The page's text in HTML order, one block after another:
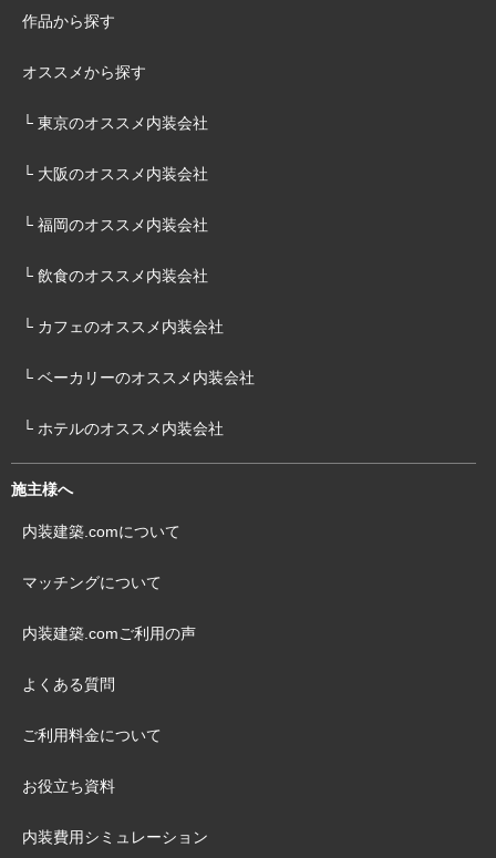
作品から探す
オススメから探す
└ 東京のオススメ内装会社
└ 大阪のオススメ内装会社
└ 福岡のオススメ内装会社
└ 飲食のオススメ内装会社
└ カフェのオススメ内装会社
└ ベーカリーのオススメ内装会社
└ ホテルのオススメ内装会社
施主様へ
内装建築.comについて
マッチングについて
内装建築.comご利用の声
よくある質問
ご利用料金について
お役立ち資料
内装費用シミュレーション